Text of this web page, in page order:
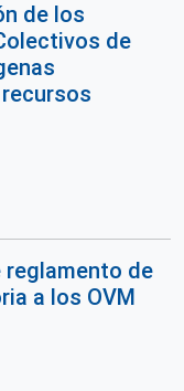
de los
de
de
a los OVM